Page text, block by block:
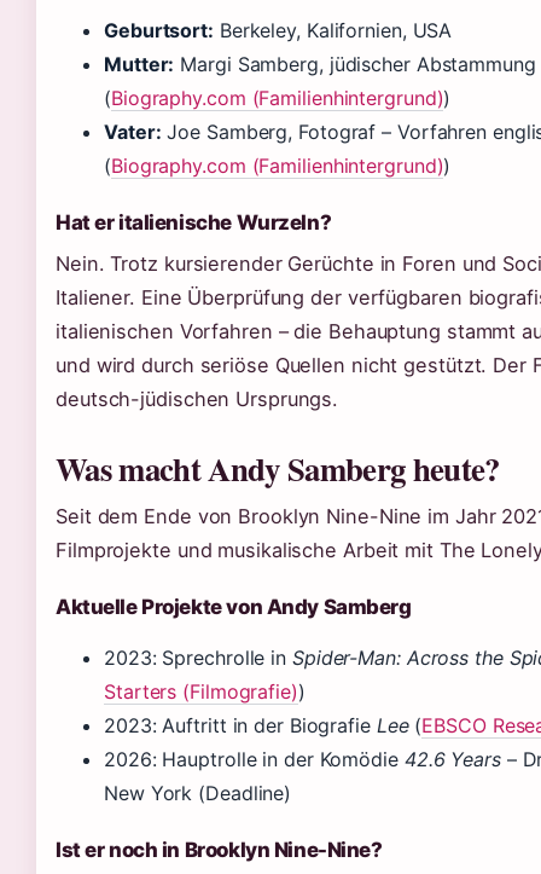
Geburtsort: Berkeley, Kalifornien, USA
Mutter: Margi Samberg, jüdischer
(Biography.com (Familienhintergrund))
Vater: Joe Samberg, Fotograf – Vorfahren
(Biography.com (Familienhintergrund))
Hat er italienische Wurzeln?
Nein. Trotz kursierender Gerüchte in Foren und
Italiener. Eine Überprüfung der verfügbaren
italienischen Vorfahren – die Behauptung stammt
und wird durch seriöse Quellen nicht gestützt. Der
deutsch-jüdischen Ursprungs.
Was macht Andy Samberg heute?
Seit dem Ende von Brooklyn Nine-Nine im Jahr
Filmprojekte und musikalische Arbeit mit The
Aktuelle Projekte von Andy Samberg
2023: Sprechrolle in Spider-Man: Across the
Starters (Filmografie))
2023: Auftritt in der Biografie Lee(EBSCO
2026: Hauptrolle in der Komödie 42.6 Years–
New York (Deadline)
Ist er noch in Brooklyn Nine-Nine?